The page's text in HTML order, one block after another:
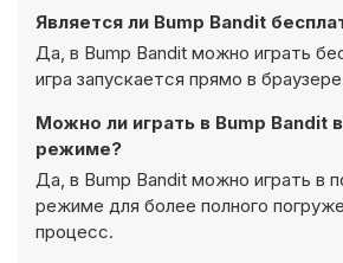
Является ли Bump Bandit
Да, в Bump Bandit можно играть
игра запускается прямо в
Можно ли играть в Bump Bandit
режиме?
Да, в Bump Bandit можно играть в
режиме для более полного
процесс.